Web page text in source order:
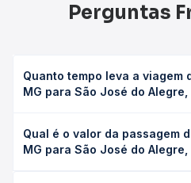
Perguntas
Quanto tempo leva a viagem
MG para São José do Alegre,
Alegre, MG leva em média 1h
conforme a viação, o tipo de
Qual é o valor da passagem
MG para São José do Alegre,